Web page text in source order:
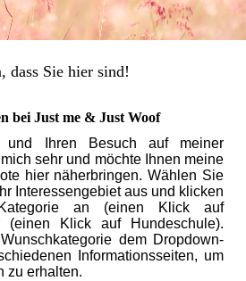
dass Sie hier sind!
bei Just me & Just Woof
und Ihren Besuch auf meiner
sehr und möchte Ihnen meine
hier näherbringen. Wählen Sie
Interessengebiet aus und klicken
an (einen Klick auf
(einen Klick auf Hundeschule).
dem Dropdown-
Informationsseiten, um
zu erhalten.